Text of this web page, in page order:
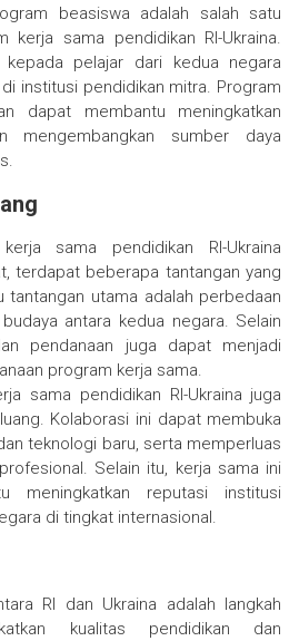
beasiswa adalah salah satu
kerja sama pendidikan RI-Ukraina.
kepada pelajar dari kedua negara
institusi pendidikan mitra. Program
dapat membantu meningkatkan
mengembangkan sumber daya
sama pendidikan RI-Ukraina
terdapat beberapa tantangan yang
tantangan utama adalah perbedaan
antara kedua negara. Selain
pendanaan juga dapat menjadi
program kerja sama.
sama pendidikan RI-Ukraina juga
Kolaborasi ini dapat membuka
teknologi baru, serta memperluas
Selain itu, kerja sama ini
meningkatkan reputasi institusi
di tingkat internasional.
RI dan Ukraina adalah langkah
kualitas pendidikan dan